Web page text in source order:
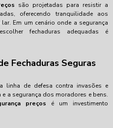
são projetadas para resistir a
oferecendo tranquilidade aos
Em um cenário onde a segurança
fechaduras adequadas é
Fechaduras Seguras
linha de defesa contra invasões e
a segurança dos moradores e bens.
preços é um investimento